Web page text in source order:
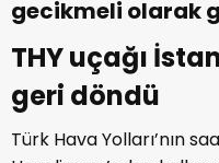
gecikmeli olarak
THY uçağı
geri döndü
Türk Hava Yolları’nın